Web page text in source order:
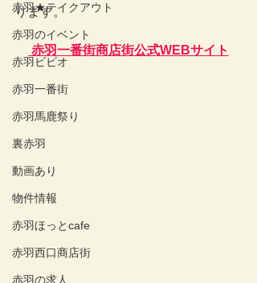
赤羽★テイクアウト
赤羽のイベント
赤羽ビビオ
赤羽一番街
赤羽馬鹿祭り
裏赤羽
動画あり
物件情報
赤羽ほっとcafe
赤羽西口商店街
赤羽の求人
ります。
赤羽一番街商店街公式WEBサイト